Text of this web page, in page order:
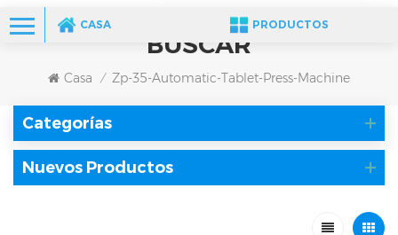
CASA PRODUCTOS
BUSCAR
Casa / Zp-35-Automatic-Tablet-Press-Machine
Categorías
Nuevos Productos